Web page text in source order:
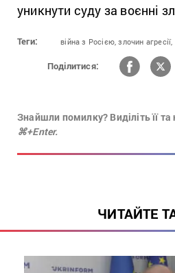
уникнути суду за воєнні
Теги: війна з Росією, злочин агресії,
Поділитися:
Знайшли помилку? Виділіть її та
⌘+Enter.
ЧИТАЙТЕ